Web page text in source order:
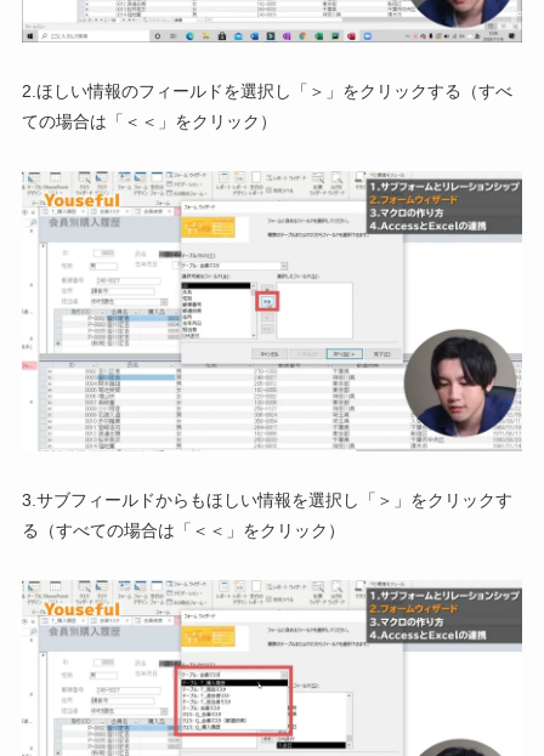
2.ほしい情報のフィールドを選択し「＞」をクリックする（すべ
ての場合は「＜＜」をクリック）
3.サブフィールドからもほしい情報を選択し「＞」をクリックす
る（すべての場合は「＜＜」をクリック）